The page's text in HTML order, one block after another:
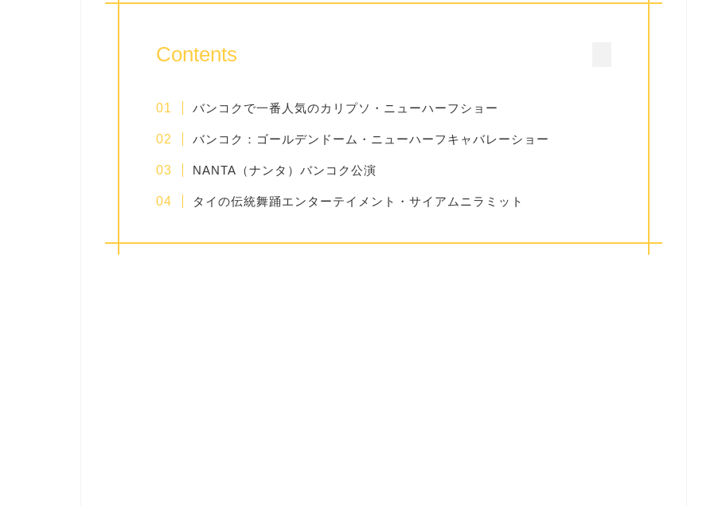
Contents
バンコクで一番人気のカリプソ・ニューハーフショー
バンコク：ゴールデンドーム・ニューハーフキャバレーショー
NANTA（ナンタ）バンコク公演
タイの伝統舞踊エンターテイメント・サイアムニラミット